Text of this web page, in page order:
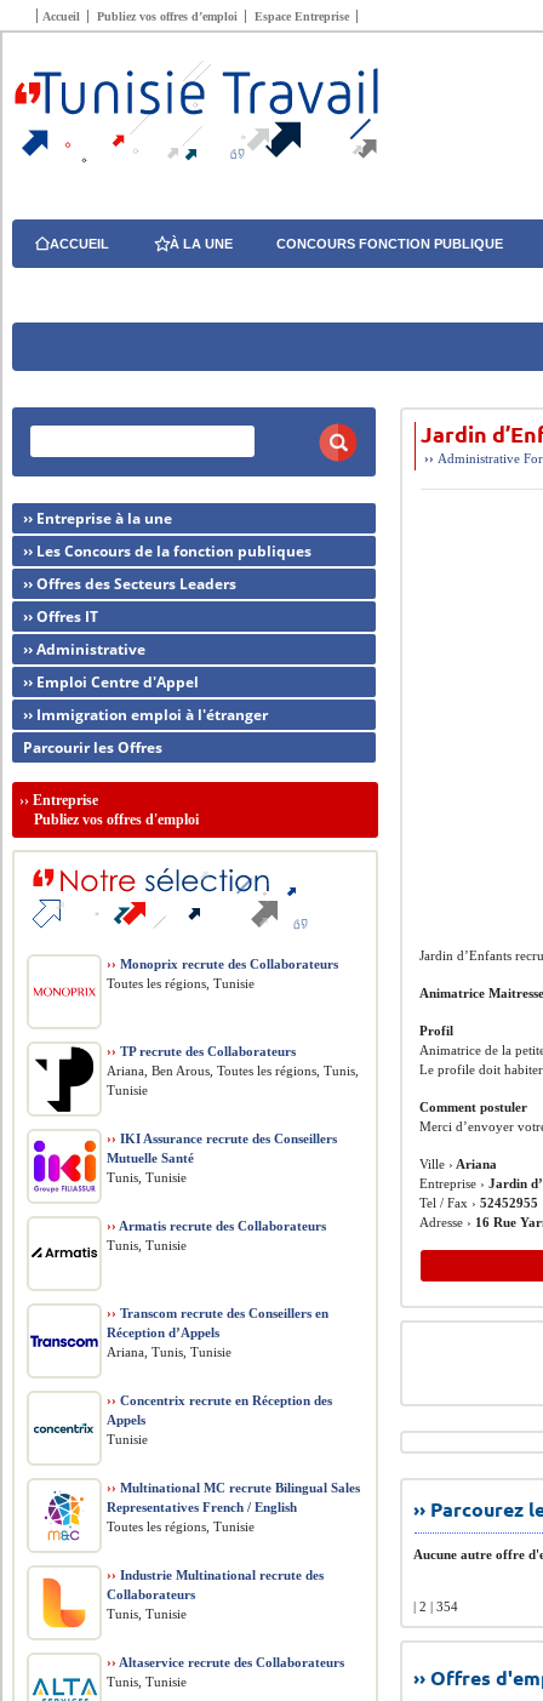
Accueil Publiez vos offres d’emploi Espace Entreprise
ACCUEIL À LA UNE CONCOURS FONCTION PUBLIQUE
Jardin
›› Administrative
Jardin d’Enfants
Animatrice
Profil
Animatrice de la
Le profile doit
Comment postuler
Merci d’envoyer
Ville › Ariana
Entreprise ›Jardin
Tel / Fax ›52452955
Adresse › 16 Rue
››
Aucune autre offre
| 2 | 354
›› Offres
›› Entreprise à la une
›› Les Concours de la fonction publiques
›› Offres des Secteurs Leaders
›› Offres IT
›› Administrative
›› Emploi Centre d'Appel
›› Immigration emploi à l'étranger
Parcourir les Offres
››Entreprise
Publiez vos offres d'emploi
›› Monoprix recrute des Collaborateurs
Toutes les régions, Tunisie
›› TP recrute des Collaborateurs
Ariana, Ben Arous, Toutes les régions, Tunis,
Tunisie
›› IKI Assurance recrute des Conseillers
Mutuelle Santé
Tunis, Tunisie
›› Armatis recrute des Collaborateurs
Tunis, Tunisie
›› Transcom recrute des Conseillers en
Réception d’Appels
Ariana, Tunis, Tunisie
›› Concentrix recrute en Réception des
Appels
Tunisie
›› Multinational MC recrute Bilingual Sales
Representatives French / English
Toutes les régions, Tunisie
›› Industrie Multinational recrute des
Collaborateurs
Tunis, Tunisie
›› Altaservice recrute des Collaborateurs
Tunis, Tunisie